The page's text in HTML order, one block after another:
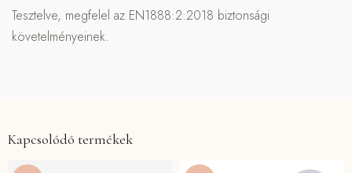
Tesztelve, megfelel az EN1888:2:2018 biztonsági
követelményeinek.
Kapcsolódó termékek